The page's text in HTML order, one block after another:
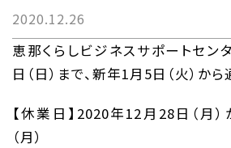
2020.12.26
恵那くらしビジネスサポートセン
日（日）まで、新年1月5日（火）か
【休業日】2020年12月28日（月
（月）